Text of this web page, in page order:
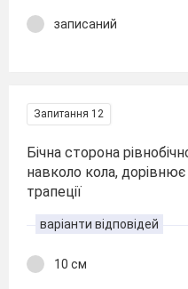
записаний
Запитання 12
Бічна сторона
навколо кола,
трапеції
варіанти відповідей
10 см